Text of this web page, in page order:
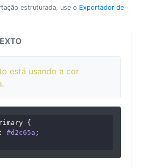
estruturada, use o Exportador de
está usando a cor
{
: #d2c65a ;